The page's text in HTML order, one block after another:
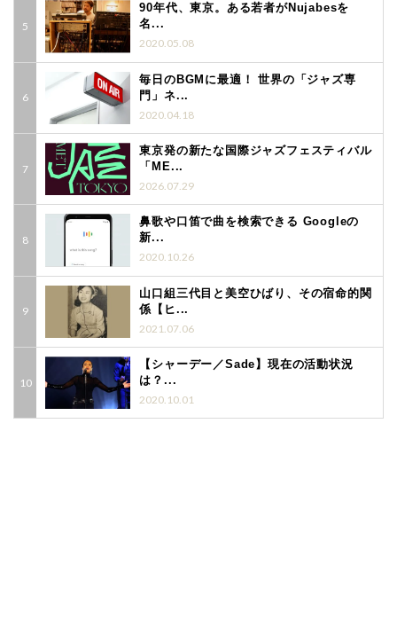
90年代、東京。ある若者がNujabesを
名...
2020.05.08
毎日のBGMに最適！ 世界の「ジャズ専
門」ネ...
2020.04.18
東京発の新たな国際ジャズフェスティバル
「ME...
2026.07.29
鼻歌や口笛で曲を検索できる Googleの
新...
2020.10.26
山口組三代目と美空ひばり、その宿命的関
係【ヒ...
2021.07.06
【シャーデー／Sade】現在の活動状況
は？...
2020.10.01